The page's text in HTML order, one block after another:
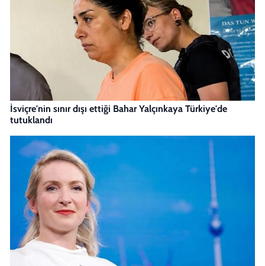
İsviçre'nin sınır dışı ettiği Bahar Yalçınkaya Türkiye'de
tutuklandı